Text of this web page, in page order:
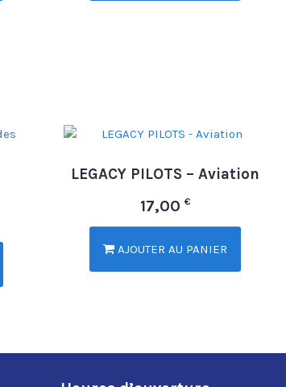
LEGACY PILOTS – Aviation
17,00 €
AJOUTER AU PANIER